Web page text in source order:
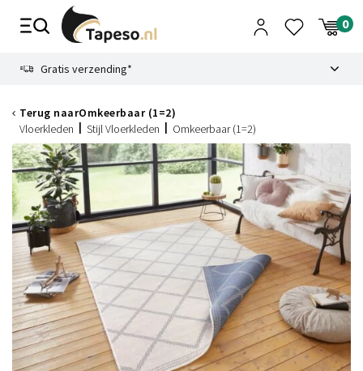
Gratis verzending*
Terug naarOmkeerbaar (1=2)
Vloerkleden
Stijl Vloerkleden Omkeerbaar (1=2)